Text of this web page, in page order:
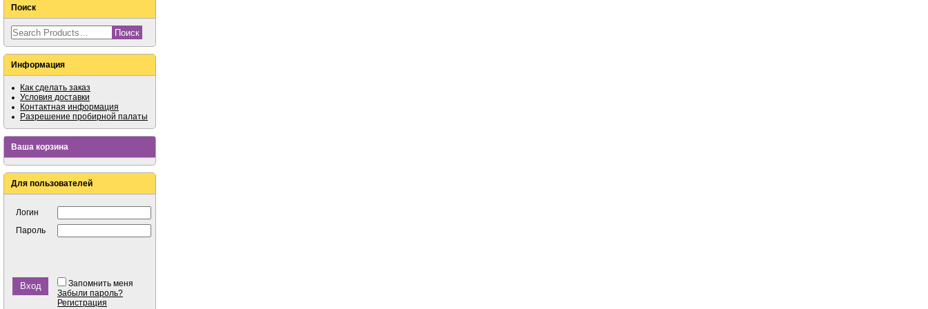
Поиск
Информация
Как сделать заказ
Условия доставки
Контактная информация
Разрешение пробирной палаты
Ваша корзина
Для пользователей
Логин
Пароль
Запомнить меня
Забыли пароль?
Регистрация